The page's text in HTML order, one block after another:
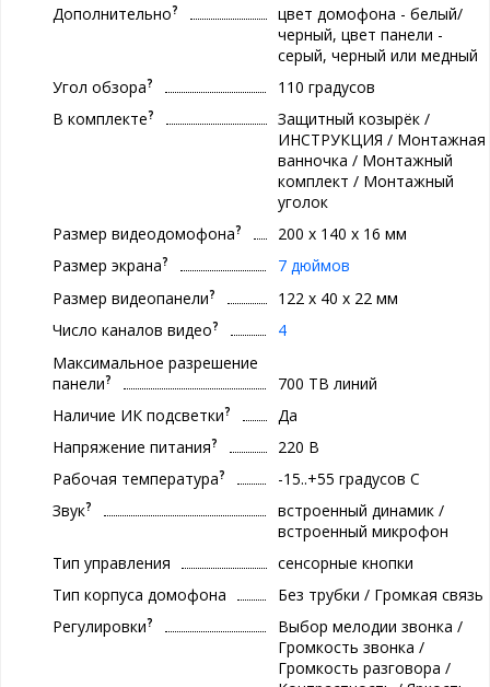
Дополнительно?
цвет домофона - белый/
черный, цвет панели -
серый, черный или медный
Угол обзора?
110 градусов
В комплекте?
Защитный козырёк /
ИНСТРУКЦИЯ / Монтажная
ванночка / Монтажный
комплект / Монтажный
уголок
Размер видеодомофона?
200 х 140 х 16 мм
Размер экрана?
7 дюймов
Размер видеопанели?
122 х 40 х 22 мм
Число каналов видео?
4
Максимальное разрешение
панели?
700 ТВ линий
Наличие ИК подсветки?
Да
Напряжение питания?
220 В
Рабочая температура?
-15..+55 градуcов С
Звук?
встроенный динамик /
встроенный микрофон
Тип управления
сенсорные кнопки
Тип корпуса домофона
Без трубки / Громкая связь
Регулировки?
Выбор мелодии звонка /
Громкость звонка /
Громкость разговора /